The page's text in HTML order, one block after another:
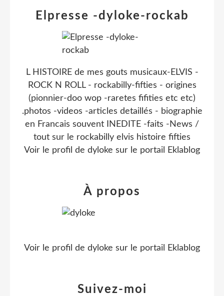
Elpresse -dyloke-rockab
L HISTOIRE de mes gouts musicaux-ELVIS -
ROCK N ROLL - rockabilly-fifties - origines
(pionnier-doo wop -raretes fifities etc etc)
.photos -videos -articles detaillés - biographie
en Francais souvent INEDITE -faits -News /
tout sur le rockabilly elvis histoire fifties
Voir le profil de dyloke sur le portail Eklablog
Suivez-moi
À propos
Voir le profil de dyloke sur le portail Eklablog